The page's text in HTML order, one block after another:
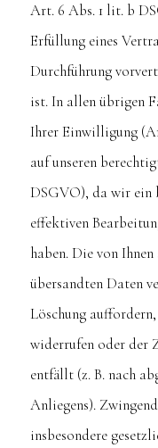
Art. 6 Abs. 1 lit. b
Erfüllung eines
Durchführung
ist. In allen übrigen
Ihrer Einwilligung
auf unseren
DSGVO), da wir ein
effektiven
haben. Die von
übersandten Daten
Löschung
widerrufen oder der
entfällt (z. B. nach
Anliegens).
insbesondere